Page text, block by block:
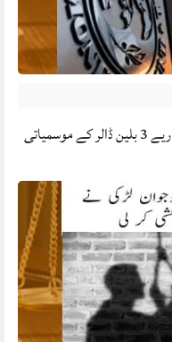
پاکستان اور آئی ایم ایف کے درمیان 1 اعشاریے 3 بلین ڈالر کے موسمیاتی